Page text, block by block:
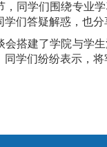
，同学们围绕专业
学们答疑解惑，也
会搭建了学院与学
同学们纷纷表示，